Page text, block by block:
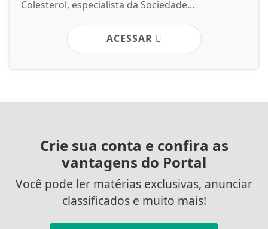
Colesterol, especialista da Sociedade...
ACESSAR
Crie sua conta e confira as
vantagens do Portal
Você pode ler matérias exclusivas, anunciar
classificados e muito mais!